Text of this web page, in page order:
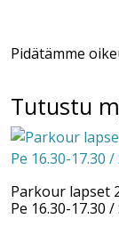
Pidätämme
Tutustu
Parkour lapset
Pe 16.30-17.30